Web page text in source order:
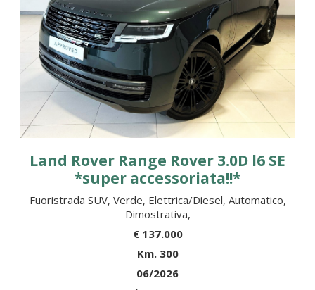
Land Rover Range Rover 3.0D l6 SE
*super accessoriata!!*
Fuoristrada SUV, Verde, Elettrica/Diesel, Automatico,
Dimostrativa,
€ 137.000
Km. 300
06/2026